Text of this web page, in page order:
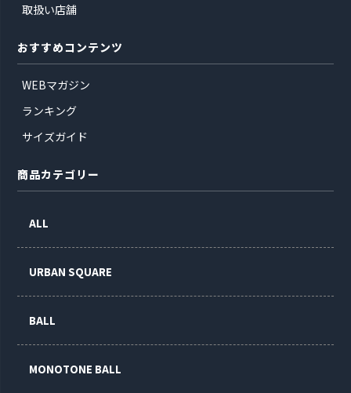
取扱い店舗
おすすめコンテンツ
WEBマガジン
ランキング
サイズガイド
商品カテゴリー
ALL
URBAN SQUARE
BALL
MONOTONE BALL